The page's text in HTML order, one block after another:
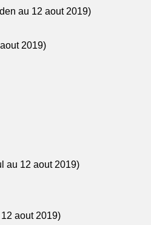
au 12 aout 2019)
2019)
au 12 aout 2019)
aout 2019)